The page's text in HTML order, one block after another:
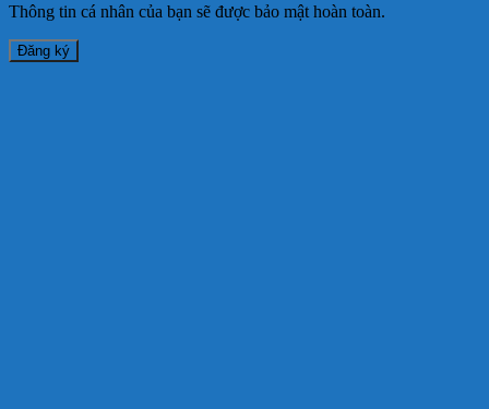
Thông tin cá nhân của bạn sẽ được bảo mật hoàn toàn.
Đăng ký